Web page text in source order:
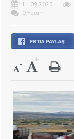
11.09.2023
0 Yorum